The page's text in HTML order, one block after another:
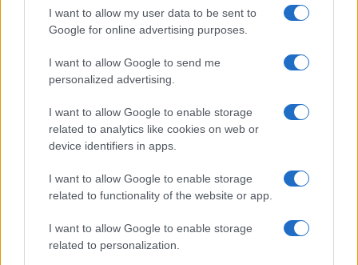
I want to allow my user data to be sent to
Google for online advertising purposes.
I want to allow Google to send me
personalized advertising.
I want to allow Google to enable storage
related to analytics like cookies on web or
device identifiers in apps.
I want to allow Google to enable storage
related to functionality of the website or app.
I want to allow Google to enable storage
related to personalization.
Giovannimaria Cabras